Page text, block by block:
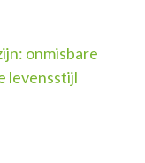
onmisbare
levensstijl